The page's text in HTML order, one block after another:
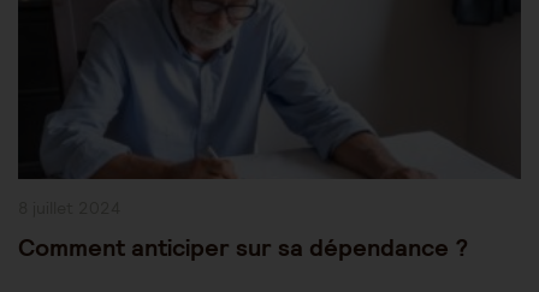
Comment anticiper sur sa dépendance ?